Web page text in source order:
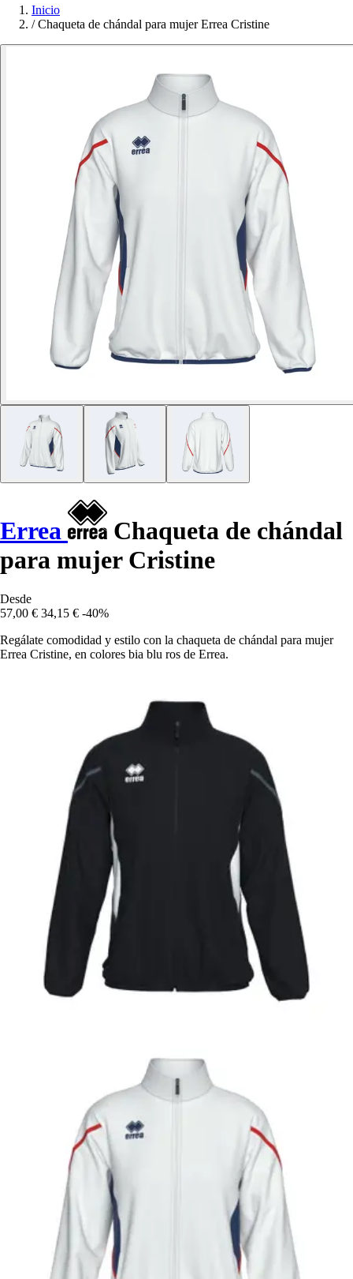
Inicio
/ Chaqueta de chándal para mujer Errea Cristine
Errea
Chaqueta de chándal
para mujer Cristine
Desde
57,00 € 34,15 € -40%
Regálate comodidad y estilo con la chaqueta de chándal para mujer
Errea Cristine, en colores bia blu ros de Errea.